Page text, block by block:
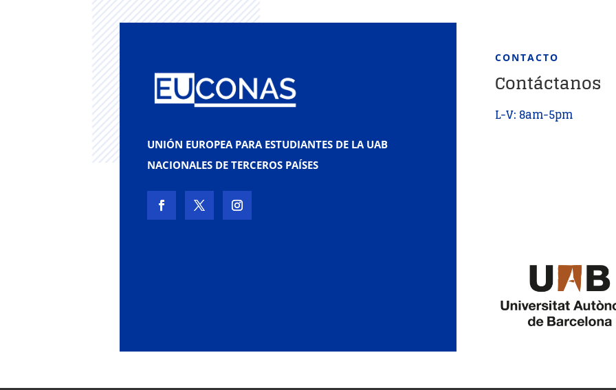
UNIÓN EUROPEA PARA ESTUDIANTES DE LA UAB
NACIONALES DE TERCEROS PAÍSES
CONTACTO
Contáctanos
L-V: 8am-5pm